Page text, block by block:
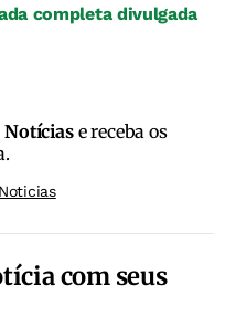
completa divulgada
Notíciase receba os
com seus